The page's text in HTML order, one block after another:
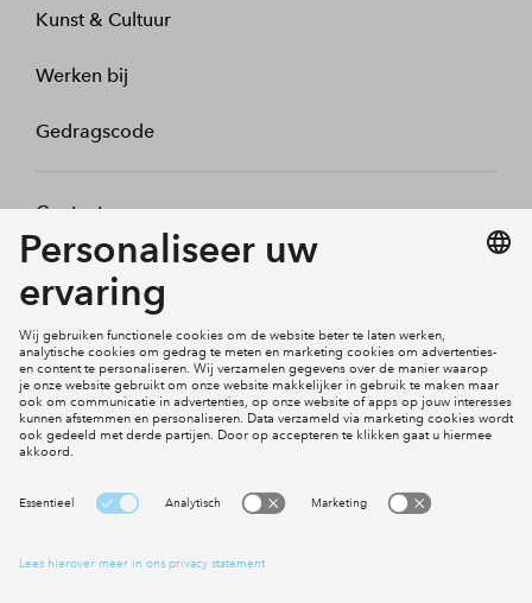
Kunst & Cultuur
Werken bij
Gedragscode
Contact
Mijn profiel
Social Media
Cookies